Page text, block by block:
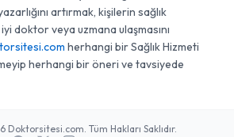
artırmak, kişilerin sağlık
doktor veya uzmana ulaşmasını
herhangi bir Sağlık Hizmeti
herhangi bir öneri ve tavsiyede
Tüm Hakları Saklıdır.